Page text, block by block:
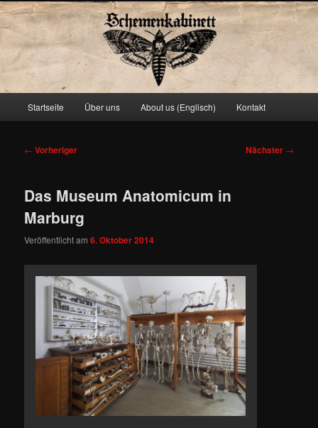
Schemenkabinett
Zum
springen
Startseite Über uns About us (Englisch) Kontakt
Beitragsnavigation
← Vorheriger Nächster →
Das Museum Anatomicum in
Marburg
Veröffentlicht am6. Oktober 2014